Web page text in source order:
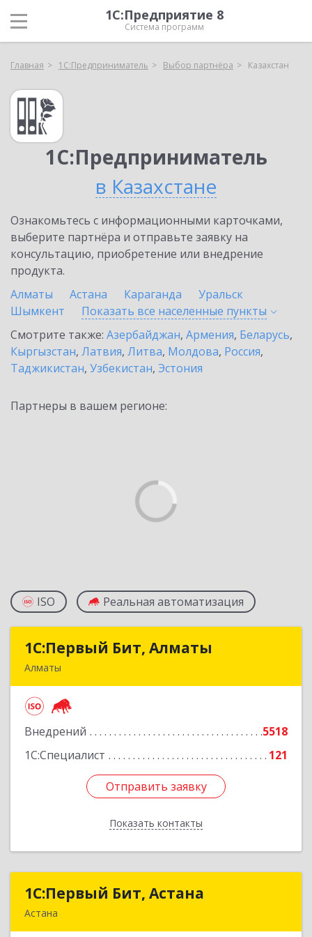
1С:Предприятие 8
Система программ
Главная 1С:Предприниматель Выбор партнёра Казахстан
1С:Предприниматель
в Казахстане
Ознакомьтесь с информационными карточками,
выберите партнёра и отправьте заявку на
консультацию, приобретение или внедрение
продукта.
Алматы
Астана Караганда
Уральск
Шымкент
Показать все населенные пункты
Смотрите также: Азербайджан, Армения, Беларусь,
Кыргызстан, Латвия, Литва, Молдова, Россия,
Таджикистан, Узбекистан, Эстония
Партнеры в вашем регионе:
ISO Реальная автоматизация
1С:Первый Бит, Алматы
Алматы
Внедрений
5518
1С:Специалист
121
Отправить заявку
Показать контакты
1С:Первый Бит, Алматы
Подробнее
Отправить заявку
Назад
1С:Первый Бит, Астана
Астана
1С:Первый Бит, Астана